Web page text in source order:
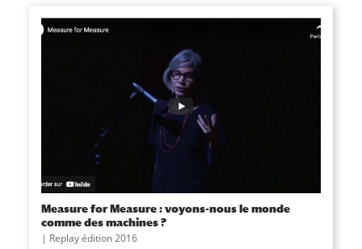
Measure for Measure : voyons-nous le monde
comme des machines ?
Replay édition 2016